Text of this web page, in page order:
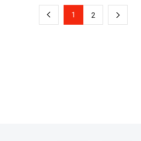
在供应链整体碳管理需求扩大的趋势下，这
从制造业扩展到物流领域的趋势相吻合。企
生态中心来最大化能源利用效率。预计每年
了2.5MW的太阳能设施。此次协议是以此经
人表示：“此次合作是将物流中心扩展为
上 1 2 下